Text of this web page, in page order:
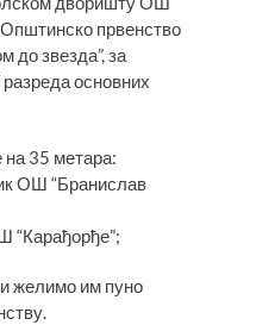
првенство
до звезда”, за
основних
35 метара:
ОШ “Бранислав
“Карађорђе”;
желимо им пуно